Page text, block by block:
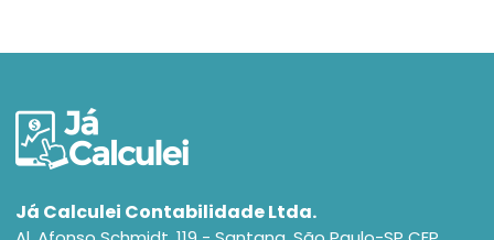
Já Calculei Contabilidade Ltda.